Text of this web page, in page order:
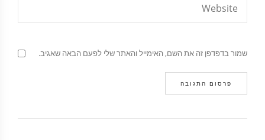
שמור בדפדפן זה את השם, האימייל והאתר שלי לפעם הבאה שאגיב.